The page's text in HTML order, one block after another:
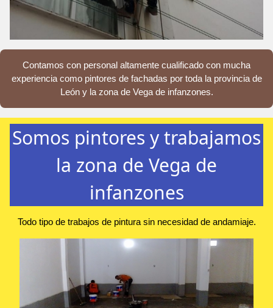
Contamos con personal altamente cualificado con mucha
experiencia como pintores de fachadas por toda la provincia de
León y la zona de Vega de infanzones.
Somos pintores y trabajamos
la zona de Vega de
infanzones
Todo tipo de trabajos de pintura sin necesidad de andamiaje.